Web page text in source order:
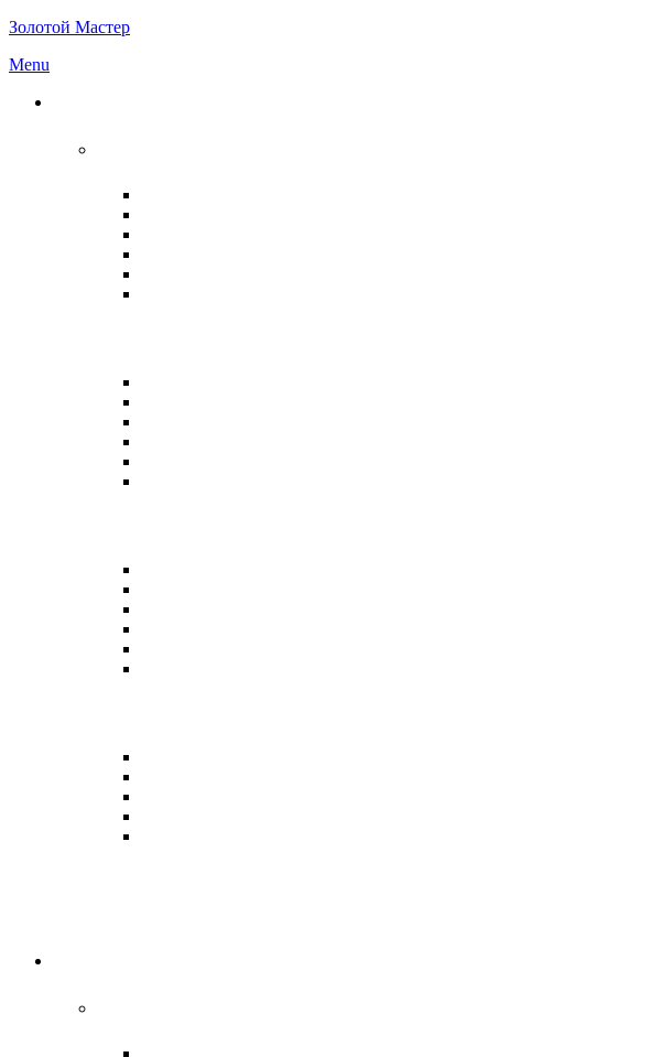
Золотой Мастер
Menu